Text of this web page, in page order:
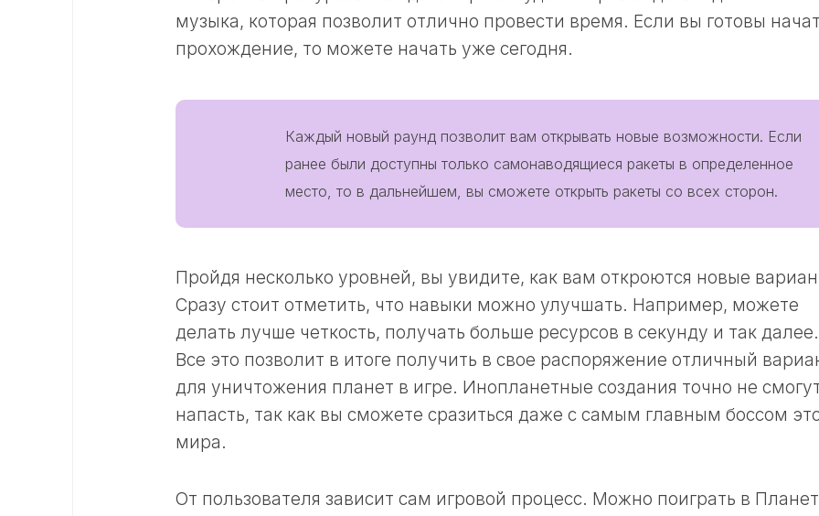
музыка, которая позволит отлично провести время. Если вы готовы
прохождение, то можете начать уже сегодня.
Каждый новый раунд позволит вам открывать новые возможности. Если
ранее были доступны только самонаводящиеся ракеты в определенное
место, то в дальнейшем, вы сможете открыть ракеты со всех сторон.
Пройдя несколько уровней, вы увидите, как вам откроются новые
Сразу стоит отметить, что навыки можно улучшать. Например, можете
делать лучше четкость, получать больше ресурсов в секунду и так далее.
Все это позволит в итоге получить в свое распоряжение отличный
для уничтожения планет в игре. Инопланетные создания точно не
напасть, так как вы сможете сразиться даже с самым главным боссом
мира.
От пользователя зависит сам игровой процесс. Можно поиграть в